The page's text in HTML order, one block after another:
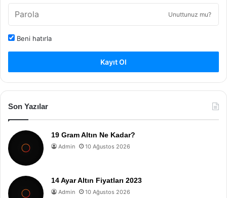
Unuttunuz mu?
Beni hatırla
Kayıt Ol
Son Yazılar
19 Gram Altın Ne Kadar?
Admin 10 Ağustos 2026
14 Ayar Altın Fiyatları 2023
Admin 10 Ağustos 2026